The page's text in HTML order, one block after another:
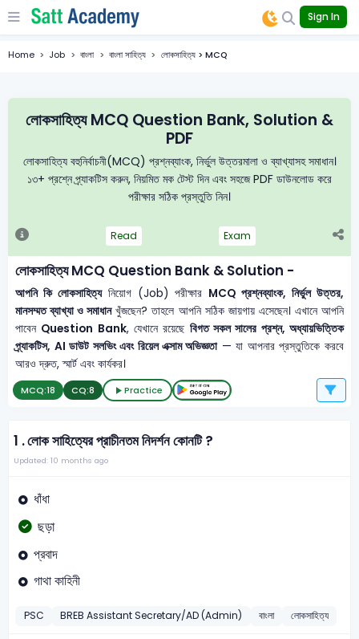
Sign In
Home Job বাংলা বাংলা সাহিত্য লোকসাহিত্য > MCQ
লোকসাহিত্য MCQ Question Bank, Solution &
PDF
লোকসাহিত্য বহুনির্বাচনী(MCQ) প্রশ্নব্যাংক, নির্ভুল উত্তরমালা ও ব্যাখ্যাসহ সমাধান।
১৩+ প্রশ্নে প্র্যাকটিস করুন, নিয়মিত মক টেস্ট দিন এবং সহজে PDF ডাউনলোড করে
পরীক্ষার সঠিক প্রস্তুতি নিন।
Read Exam
লোকসাহিত্য MCQ Question Bank & Solution -
আপনি কি লোকসাহিত্যনিয়োগ (Job) পরীক্ষার MCQ প্রশ্নব্যাংক, নির্ভুল উত্তর,
মানসম্মত ব্যাখ্যা ও সমাধানখুঁজছেন? তাহলে আপনি সঠিক জায়গায় এসেছেন। এখানে আপনি
পাবেন Question Bank, যেখানে রয়েছে বিগত সকল সালের প্রশ্ন, অধ্যায়ভিত্তিক
প্র্যাকটিস, AI ডাউট সলভিং এবং রিয়েল এক্সাম অভিজ্ঞতা— যা আপনার প্রস্তুতিকে করবে
আরও দ্রুত, স্মার্ট এবং কার্যকর।
MCQ:18 CQ:8 Practice
1 .লোক সাহিত্যের প্রাচীনতম নিদর্শন কোনটি ?
Updated: 10 months ago
ধাঁধা
ছড়া
প্রবাদ
গাথা কাহিনী
PSC BREB Assistant Secretary/AD (Admin) বাংলা লোকসাহিত্য